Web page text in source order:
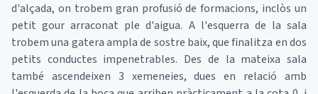
d'alçada, on trobem gran profusió de formacions, inclòs un
petit gour arraconat ple d'aigua. A l'esquerra de la sala
trobem una gatera ampla de sostre baix, que finalitza en dos
petits conductes impenetrables. Des de la mateixa sala
també ascendeixen 3 xemeneies, dues en relació amb